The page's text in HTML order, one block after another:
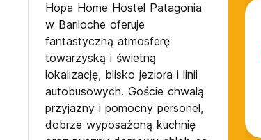
Hopa Home Hostel Patagonia
w Bariloche oferuje
fantastyczną atmosferę
towarzyską i świetną
lokalizację, blisko jeziora i linii
autobusowych. Goście chwalą
przyjazny i pomocny personel,
dobrze wyposażoną kuchnię